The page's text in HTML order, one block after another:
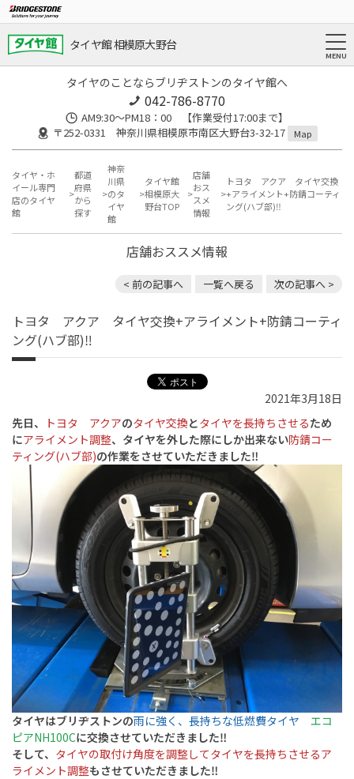
タイヤ館 相模原大野台
タイヤのことならブリヂストンのタイヤ館へ
042-786-8770
AM9:30～PM18：00 【作業受付17:00まで】
〒252-0331 神奈川県相模原市南区大野台3-32-17
Map
タイヤ・ホ
イール専門
店のタイヤ
館
都道
府県
から
探す
神奈
川県
のタ
イヤ
館
タイヤ館
相模原大
野台TOP
店舗
おス
スメ
情報
トヨタ アクア タイヤ交換
+アライメント+防錆コーティ
ング(ハブ部)‼️
店舗おススメ情報
< 前の記事へ 一覧へ戻る 次の記事へ >
トヨタ アクア タイヤ交換+アライメント+防錆コーティ
ング(ハブ部)‼️
2021年3月18日
先日、
トヨタ アクアのタイヤ交換とタイヤを長持ちさせるため
にアライメント調整、タイヤを外した際にしか出来ない防錆コー
ティング(ハブ部)の作業をさせていただきました‼️
タイヤはブリヂストンの雨に強く、長持ちな低燃費タイヤ
エコ
ピアNH100Cに交換させていただきました‼️
そして、 タイヤの取付け角度を調整してタイヤを長持ちさせるア
ライメント調整もさせていただきました‼️